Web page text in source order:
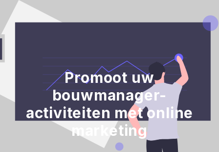
Promoot uw
bouwmanager-
activiteiten met online
marketing